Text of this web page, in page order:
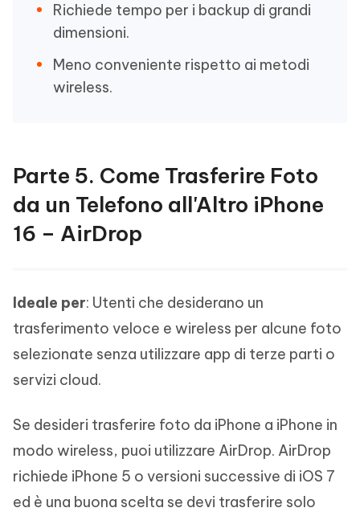
Richiede tempo per i backup di grandi
dimensioni.
Meno conveniente rispetto ai metodi
wireless.
Parte 5. Come Trasferire Foto
da un Telefono all'Altro iPhone
16 – AirDrop
Ideale per: Utenti che desiderano un
trasferimento veloce e wireless per alcune foto
selezionate senza utilizzare app di terze parti o
servizi cloud.
Se desideri trasferire foto da iPhone a iPhone in
modo wireless, puoi utilizzare AirDrop. AirDrop
richiede iPhone 5 o versioni successive di iOS 7
ed è una buona scelta se devi trasferire solo